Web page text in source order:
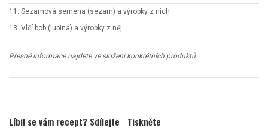
11. Sezamová semena (sezam) a výrobky z nich
13. Vlčí bob (lupina) a výrobky z něj
Přesné informace najdete ve složení konkrétních produktů
Líbil se vám recept? Sdílejte Tiskněte